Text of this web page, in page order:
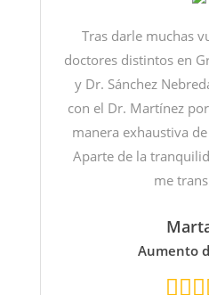
Tras darle muchas
doctores distintos en
y Dr. Sánchez
con el Dr. Martínez
manera exhaustiva
Aparte de la
me
Aumento